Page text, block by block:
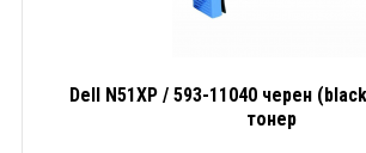
Dell N51XP / 593-11040 черен
тонер